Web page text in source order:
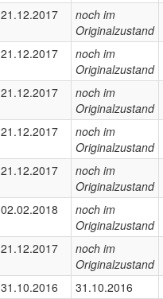
21.12.2017
noch im
Originalzustand
21.12.2017
noch im
Originalzustand
21.12.2017
noch im
Originalzustand
21.12.2017
noch im
Originalzustand
21.12.2017
noch im
Originalzustand
02.02.2018
noch im
Originalzustand
21.12.2017
noch im
Originalzustand
31.10.2016
31.10.2016